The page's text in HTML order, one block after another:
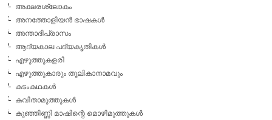
അക്ഷരശ്ലോകം
അനത്തോളിയന്‍ ഭാഷകള്‍
അന്താദിപ്രാസം
ആദ്യകാല പദ്യകൃതികള്‍
എഴുത്തുകളരി
എഴുത്തുകാരും തൂലികാനാമവും
കടംകഥകള്‍
കവിതാമുത്തുകള്‍
കുഞ്ഞിണ്ണി മാഷിന്റെ മൊഴിമുത്തുകള്‍